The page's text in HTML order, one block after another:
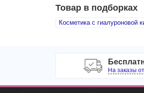
Товар в подборках
Косметика с гиалуроновой
На заказы